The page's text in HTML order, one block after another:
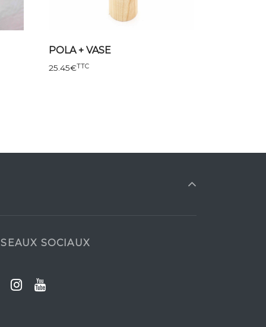
POLA + VASE
25.45€TTC
SOCIAUX